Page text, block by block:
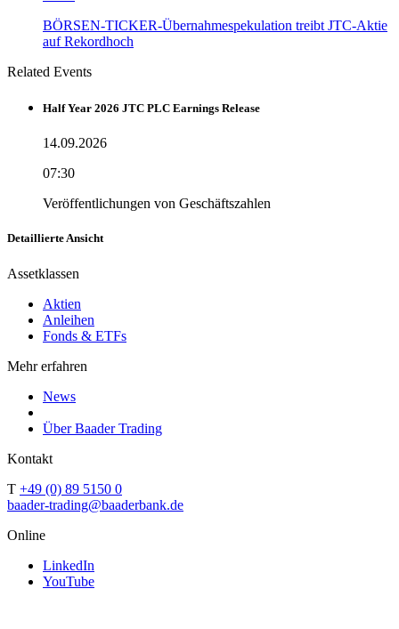
BÖRSEN-TICKER-Übernahmespekulation treibt JTC-Aktie
auf Rekordhoch
Related Events
Half Year 2026 JTC PLC Earnings Release
14.09.2026
07:30
Veröffentlichungen von Geschäftszahlen
Detaillierte Ansicht
Assetklassen
Aktien
Anleihen
Fonds & ETFs
Mehr erfahren
News
Über Baader Trading
Kontakt
T +49 (0) 89 5150 0
baader-trading@baaderbank.de
Online
LinkedIn
YouTube